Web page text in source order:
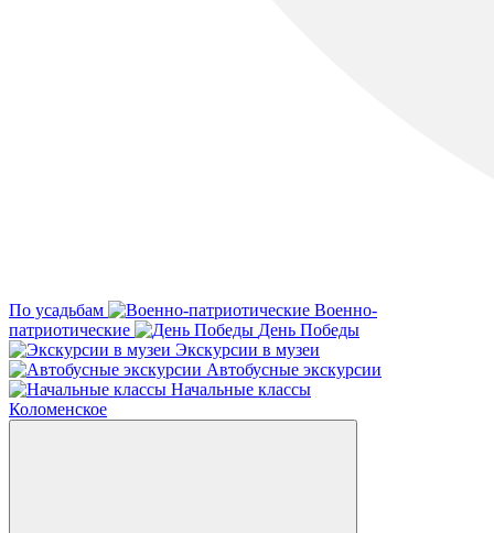
По усадьбам
Военно-
патриотические
День Победы
Экскурсии в музеи
Автобусные экскурсии
Начальные классы
Коломенское